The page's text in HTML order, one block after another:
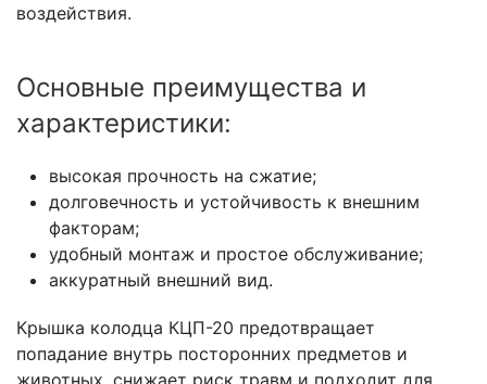
воздействия.
Основные преимущества и
характеристики:
высокая прочность на сжатие;
долговечность и устойчивость к внешним
факторам;
удобный монтаж и простое обслуживание;
аккуратный внешний вид.
Крышка колодца КЦП-20 предотвращает
попадание внутрь посторонних предметов и